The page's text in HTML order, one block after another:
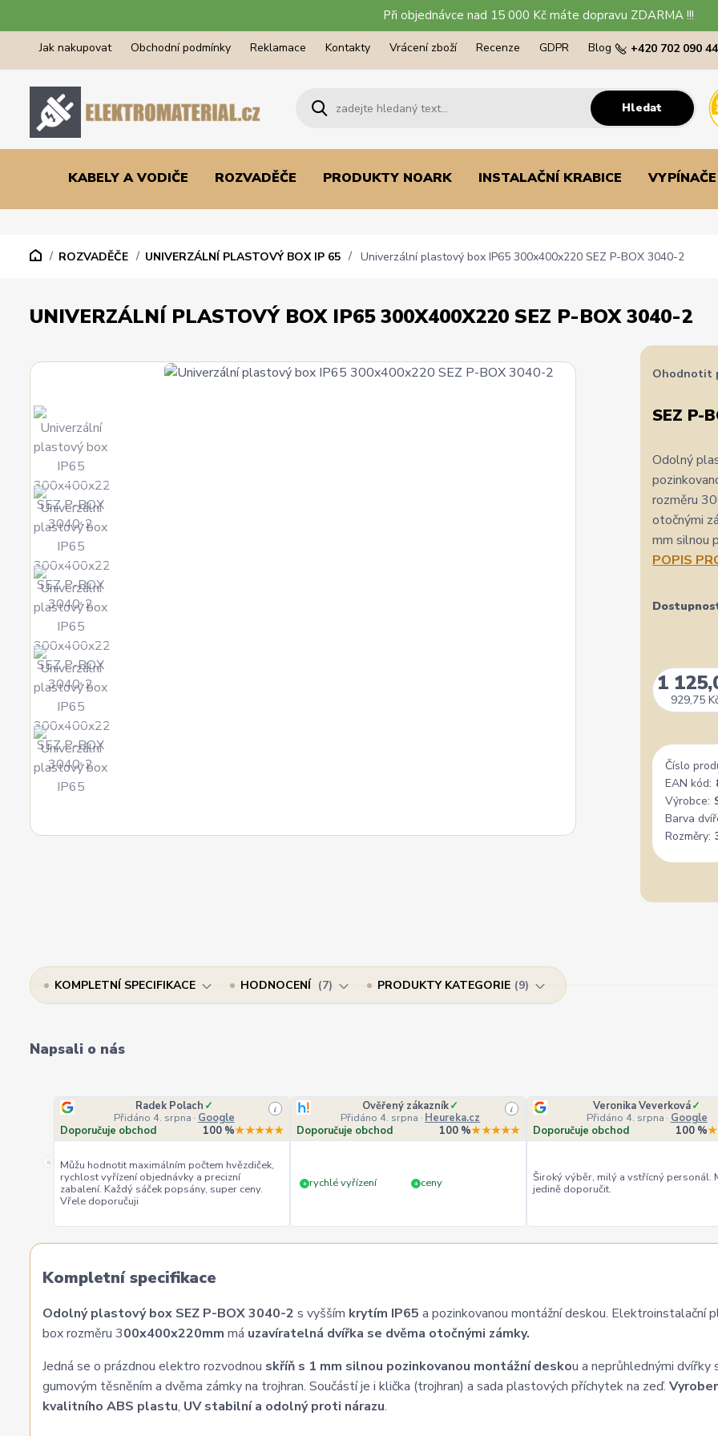
Při objednávce nad 15 000 Kč máte dopravu ZDARMA !!!
Jak nakupovat Obchodní podmínky Reklamace Kontakty Vrácení zboží Recenze GDPR Blog
Hledat
+420 702 090
KABELY A VODIČE ROZVADĚČE PRODUKTY NOARK INSTALAČNÍ KRABICE
ROZVADĚČE UNIVERZÁLNÍ PLASTOVÝ BOX IP 65 Univerzální plastový box IP65 300x400x220 SEZ P-BOX 3040-2
UNIVERZÁLNÍ PLASTOVÝ BOX IP65 300X400X220 SEZ P-BOX 3040-2
Ohodnotit
SEZ P-
Odolný
rozměru
otočnými
mm silnou
POPIS
1
929,75
Číslo
EAN kód:
Výrobce:
Barva
Rozměry:
KOMPLETNÍ SPECIFIKACE HODNOCENÍ 7 PRODUKTY KATEGORIE 9
Napsali o nás
«
Radek Polach ✓
Přidáno 4. srpna · Google
i
Doporučuje obchod 100 %★★★★★
Můžu hodnotit maximálním počtem hvězdiček,
rychlost vyřízení objednávky a precizní
zabalení. Každý sáček popsány, super ceny.
Vřele doporučuji
Ověřený zákazník✓
Přidáno 4. srpna · Heureka.cz
i
Doporučuje obchod 100 %★★★★★
+ rychlé vyřízení + ceny
Veronika Veverková✓
Přidáno 4. srpna · Google
Doporučuje obchod
100 %
Široký výběr, milý a vstřícný personál.
jedině doporučit.
Kompletní specifikace
Odolný plastový box SEZ P-BOX 3040-2 s vyšším krytím IP65 a pozinkovanou montážní deskou. Elektroinstalační
box rozměru 300x400x220mm má uzavíratelná dvířka se dvěma otočnými zámky.
Jedná se o prázdnou elektro rozvodnou skříň s 1 mm silnou pozinkovanou montážní deskou a neprůhlednými dvířky
gumovým těsněním a dvěma zámky na trojhran. Součástí je i klička (trojhran) a sada plastových příchytek na zeď.
kvalitního ABS plastu, UV stabilní a odolný proti nárazu.